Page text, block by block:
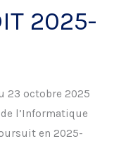
2025-
23 octobre 2025
l’Informatique
en 2025-